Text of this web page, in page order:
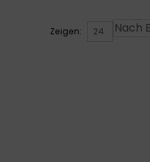
Zeigen: